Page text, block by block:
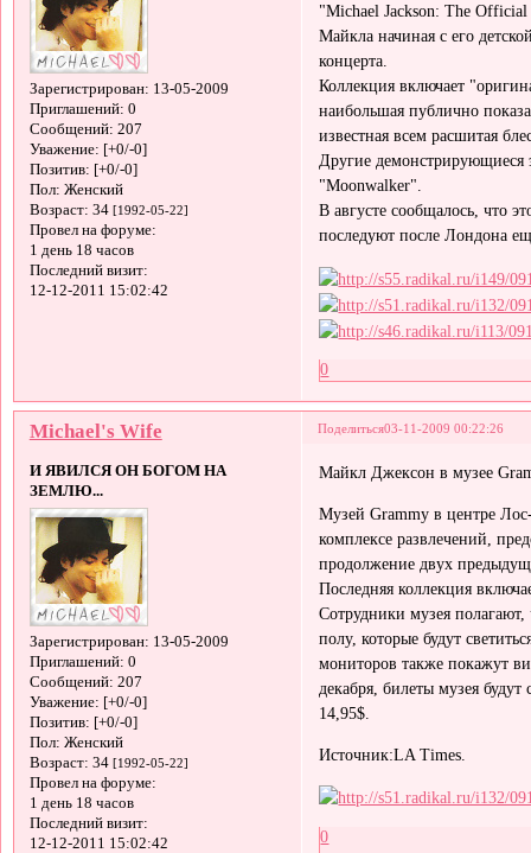
Зарегистрирован: 13-05-2009
Приглашений: 0
Сообщений: 207
Уважение: [+0/-0]
Позитив: [+0/-0]
Пол: Женский
Возраст: 34 [1992-05-22]
Провел на форуме:
1 день 18 часов
Последний визит:
12-12-2011 15:02:42
"Michael Jackson: The
Майкла начиная с его
концерта.
Коллекция включает
наибольшая публично
известная всем расшитая
Другие демонстрирующиеся
"Moonwalker".
В августе сообщалось, что
последуют после Лондона
0
Поделиться03-11-2009 00:22:26
Michael's Wife
И ЯВИЛСЯ ОН БОГОМ НА
ЗЕМЛЮ...
Зарегистрирован: 13-05-2009
Приглашений: 0
Сообщений: 207
Уважение: [+0/-0]
Позитив: [+0/-0]
Пол: Женский
Возраст: 34 [1992-05-22]
Провел на форуме:
1 день 18 часов
Последний визит:
12-12-2011 15:02:42
Майкл Джексон в музее
Музей Grammy в центре
комплексе развлечений,
продолжение двух
Последняя коллекция
Сотрудники музея
полу, которые будут
мониторов также покажут
декабря, билеты музея
14,95$.
Источник:LA Times.
0